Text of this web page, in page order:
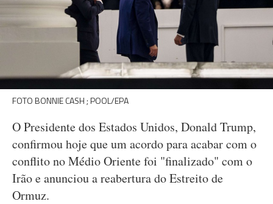
FOTO BONNIE CASH ; POOL/EPA
O Presidente dos Estados Unidos, Donald Trump,
confirmou hoje que um acordo para acabar com o
conflito no Médio Oriente foi "finalizado" com o
Irão e anunciou a reabertura do Estreito de
Ormuz.